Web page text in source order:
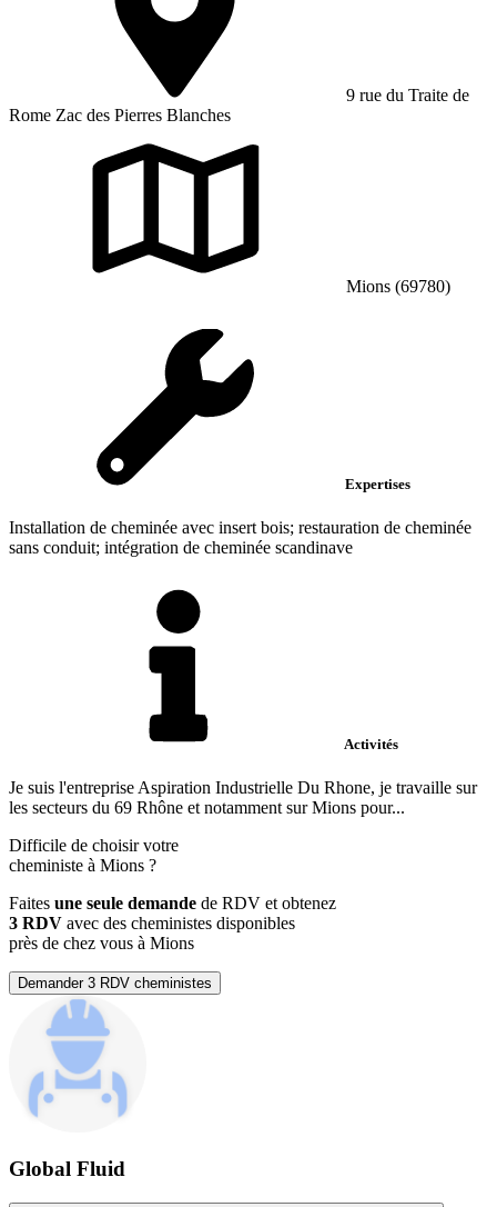
9 rue du Traite de
Rome Zac des Pierres Blanches
Mions (69780)
Expertises
Installation de cheminée avec insert bois; restauration de cheminée
sans conduit; intégration de cheminée scandinave
Activités
Je suis l'entreprise Aspiration Industrielle Du Rhone, je travaille sur
les secteurs du 69 Rhône et notamment sur Mions pour...
Difficile de choisir votre
cheministe à Mions ?
Faites une seule demande de RDV et obtenez
3 RDV avec des cheministes disponibles
près de chez vous à Mions
Demander 3 RDV cheministes
Global Fluid